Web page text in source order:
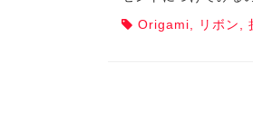
Origami, リボン,